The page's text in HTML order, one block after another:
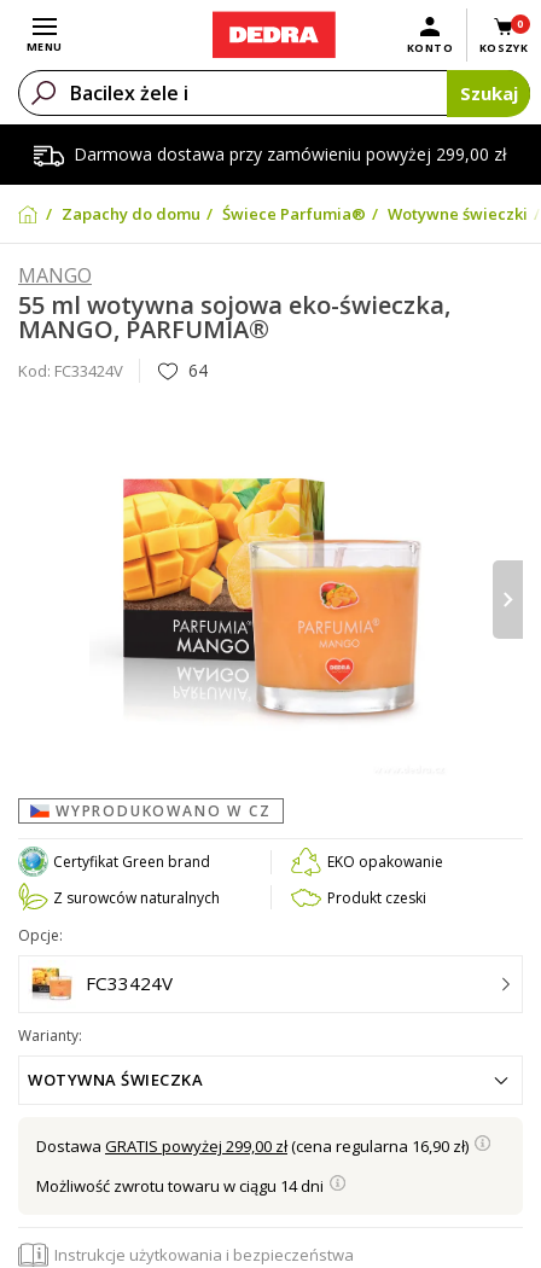
Darmowa dostawa przy zamówieniu powyżej 299,00 zł
Otwórz menu
MENU
0
KOSZYK
KONTO
Szukaj
Zapachy do domu Świece Parfumia® Wotywne świeczki
MANGO
55 ml wotywna sojowa eko-świeczka,
MANGO, PARFUMIA®
Kod: FC33424V 64
›
WYPRODUKOWANO W CZ
Certyfikat Green brand
EKO opakowanie
Z surowców naturalnych
Produkt czeski
Opcje:
FC33424V
Warianty:
WOTYWNA ŚWIECZKA
Dostawa GRATIS powyżej 299,00 zł(cena regularna 16,90 zł)
Możliwość zwrotu towaru w ciągu 14 dni
Instrukcje użytkowania i bezpieczeństwa